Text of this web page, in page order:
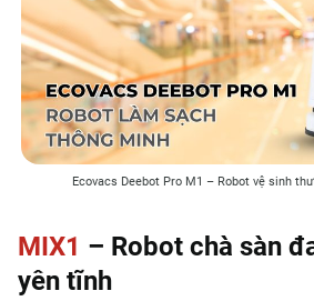
Ecovacs Deebot Pro M1 – Robot vệ sinh
MIX1 – Robot chà sàn
yên tĩnh